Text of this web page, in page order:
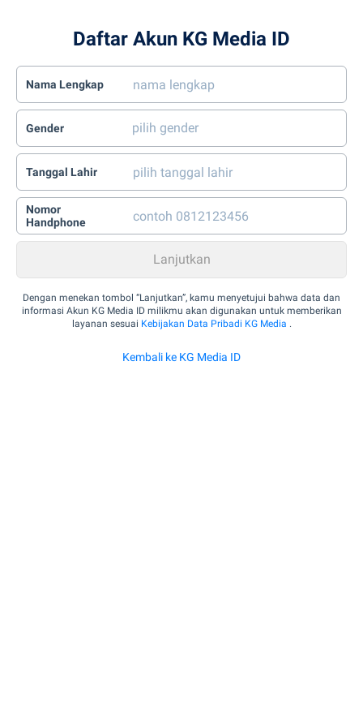
Daftar Akun KG Media ID
Nama Lengkap
Gender
Tanggal Lahir
Nomor
Handphone
Dengan menekan tombol “Lanjutkan”, kamu menyetujui bahwa data dan
informasi Akun KG Media ID milikmu akan digunakan untuk memberikan
layanan sesuai Kebijakan Data Pribadi KG Media .
Kembali ke KG Media ID